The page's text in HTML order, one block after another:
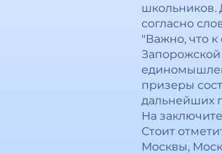
школьников.
согласно
"Важно, что
Запорожской
призеры
дальнейших
На
Стоит
Москвы,